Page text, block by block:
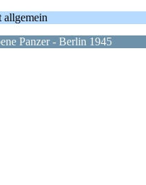
allgemein
Panzer - Berlin 1945